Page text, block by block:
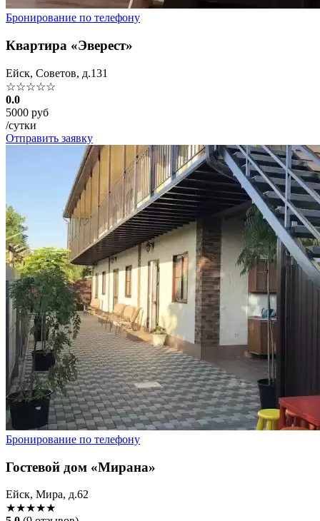
Бронирование по телефону
Квартира «Эверест»
Ейск, Советов, д.131
☆☆☆☆☆
0.0
5000 руб
/сутки
Отправить заявку
Бронирование по телефону
Гостевой дом «Мирана»
Ейск, Мира, д.62
★★★★★